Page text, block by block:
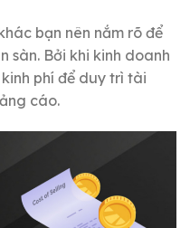
bạn nên nắm rõ để
sàn. Bởi khi kinh doanh
phí để duy trì tài
cáo.